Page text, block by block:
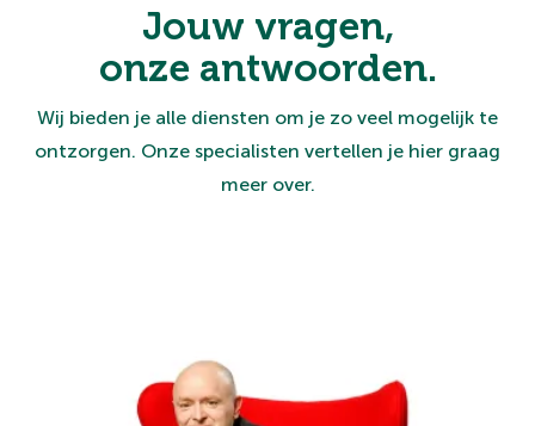
Jouw vragen,
onze antwoorden.
Wij bieden je alle diensten om je zo veel mogelijk te
ontzorgen. Onze specialisten vertellen je hier graag
meer over.